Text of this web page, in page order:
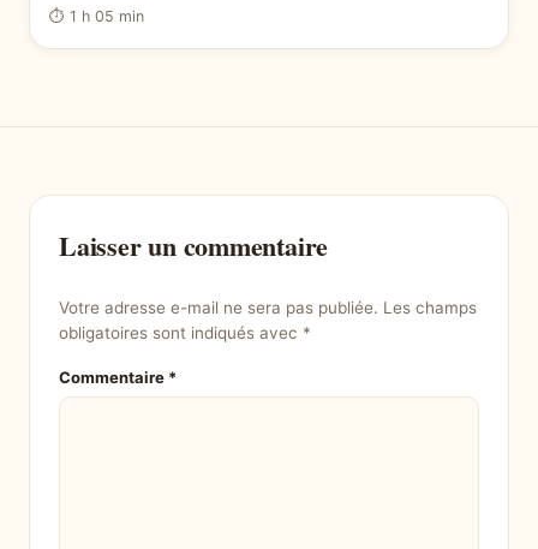
⏱ 1 h 05 min
Laisser un commentaire
Votre adresse e-mail ne sera pas publiée. Les champs
obligatoires sont indiqués avec *
Commentaire *